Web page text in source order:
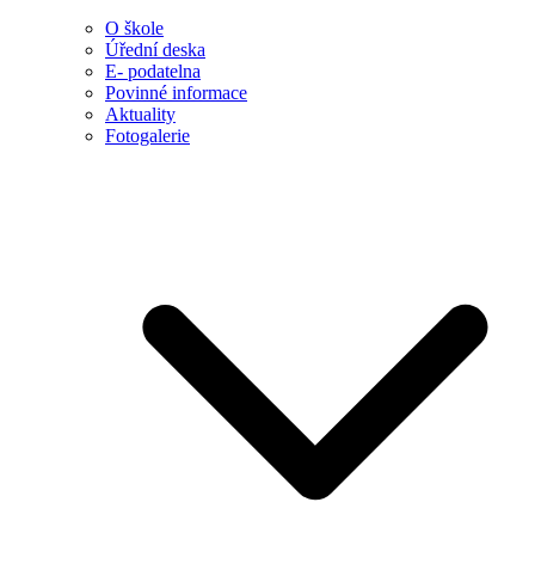
O škole
Úřední deska
E- podatelna
Povinné informace
Aktuality
Fotogalerie